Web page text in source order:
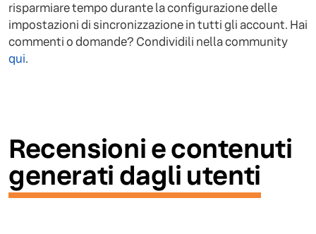
risparmiare tempo durante la configurazione delle
impostazioni di sincronizzazione in tutti gli account. Hai
commenti o domande? Condividili nella community
qui.
Recensioni e contenuti
generati dagli utenti